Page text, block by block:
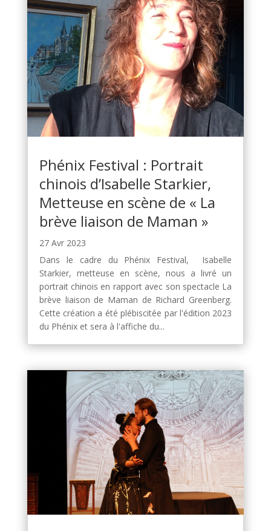
Phénix Festival : Portrait
chinois d’Isabelle Starkier,
Metteuse en scène de « La
brève liaison de Maman »
27 Avr 2023
Dans le cadre du Phénix Festival, Isabelle
Starkier, metteuse en scène, nous a livré un
portrait chinois en rapport avec son spectacle La
brève liaison de Maman de Richard Greenberg.
Cette création a été plébiscitée par l'édition 2023
du Phénix et sera à l'affiche du...